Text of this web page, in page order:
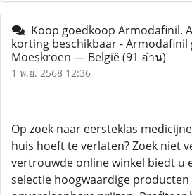
Koop goedkoop Armodafinil.
korting beschikbaar - Armodafinil
Moeskroen — België(91 อ่าน)
1 พ.ย. 2568 12:36
Op zoek naar eersteklas
huis hoeft te verlaten? Zoek niet
vertrouwde online winkel biedt u
selectie hoogwaardige producten